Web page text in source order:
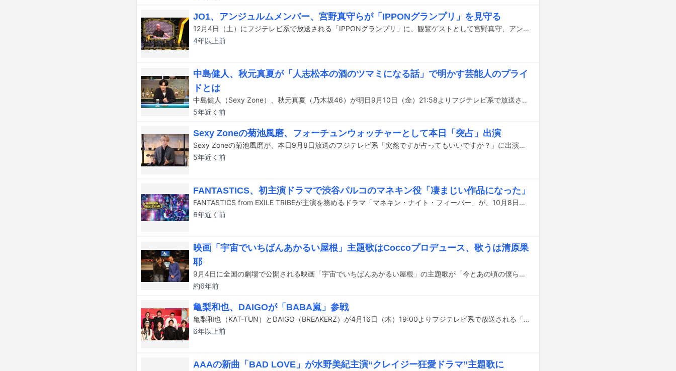
JO1、アンジュルムメンバー、宮野真守らが「IPPONグランプリ」を見守る
12月4日（土）にフジテレビ系で放送される「IPPONグランプリ」に、観覧ゲストとして宮野真守、アンジュルムの川村文乃、佐々木莉佳子、竹内朱莉、JO1の大平祥生、河野純喜、與那城奨らが出演する。
4年以上前
中島健人、秋元真夏が「人志松本の酒のツマミになる話」で明かす芸能人のプライ
ドとは
中島健人（Sexy Zone）、秋元真夏（乃木坂46）が明日9月10日（金）21:58よりフジテレビ系で放送される「人志松本の酒のツマミになる話」に出演する。
5年近く 前
Sexy Zoneの菊池風磨、フォーチュンウォッチャーとして本日「突占」出演
Sexy Zoneの菊池風磨が、本日9月8日放送のフジテレビ系「突然ですが占ってもいいですか？」に出演する。
5年近く 前
FANTASTICS、初主演ドラマで渋谷パルコのマネキン役「凄まじい作品になった」
FANTASTICS from EXILE TRIBEが主演を務めるドラマ「マネキン・ナイト・フィーバー」が、10月8日（木）深夜より日本テレビで放送される。
6年近く 前
映画「宇宙でいちばんあかるい屋根」主題歌はCoccoプロデュース、歌うは清原果
耶
9月4日に全国の劇場で公開される映画「宇宙でいちばんあかるい屋根」の主題歌が「今とあの頃の僕ら」に決定。同楽曲のプロデュースをCoccoが手がける。
約6年前
亀梨和也、DAIGOが「BABA嵐」参戦
亀梨和也（KAT-TUN）とDAIGO（BREAKERZ）が4月16日（木）19:00よりフジテレビ系で放送される「VS嵐」に出演する。
6年以上前
AAAの新曲「BAD LOVE」が水野美紀主演“クレイジー狂愛ドラマ”主題歌に